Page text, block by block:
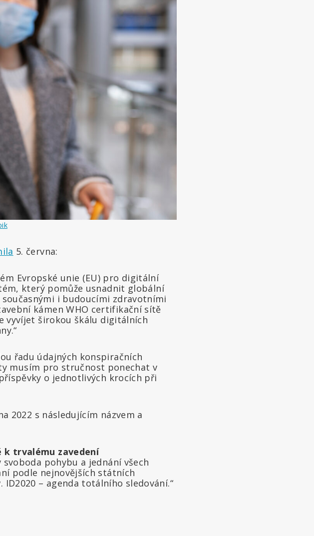
5. června:
Evropské unie (EU) pro digitální
který pomůže usnadnit globální
i budoucími zdravotními
kámen WHO certifikační sítě
vyvíjet širokou škálu digitálních
řadu údajných konspiračních
musím pro stručnost ponechat v
o jednotlivých krocích při
2022 s následujícím názvem a
k trvalému zavedení
pohybu a jednání všech
podle nejnovějších státních
– agenda totálního sledování.“